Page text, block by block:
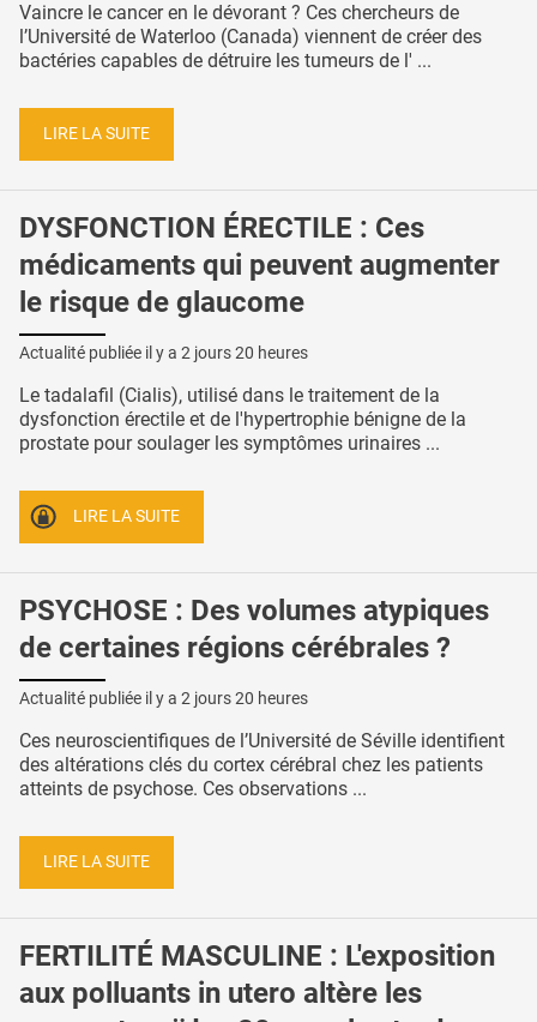
Vaincre le cancer en le dévorant ? Ces chercheurs de
l’Université de Waterloo (Canada) viennent de créer des
bactéries capables de détruire les tumeurs de l' ...
LIRE LA SUITE
DYSFONCTION ÉRECTILE : Ces
médicaments qui peuvent augmenter
le risque de glaucome
Actualité publiée il y a 2 jours 20 heures
Le tadalafil (Cialis), utilisé dans le traitement de la
dysfonction érectile et de l'hypertrophie bénigne de la
prostate pour soulager les symptômes urinaires ...
LIRE LA SUITE
PSYCHOSE : Des volumes atypiques
de certaines régions cérébrales ?
Actualité publiée il y a 2 jours 20 heures
Ces neuroscientifiques de l’Université de Séville identifient
des altérations clés du cortex cérébral chez les patients
atteints de psychose. Ces observations ...
LIRE LA SUITE
FERTILITÉ MASCULINE : L'exposition
aux polluants in utero altère les